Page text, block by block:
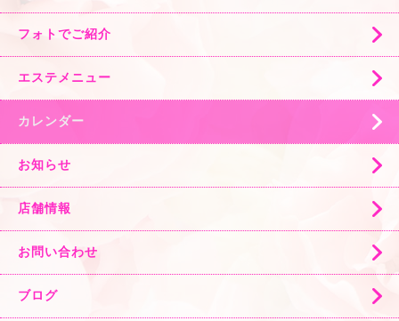
フォトでご紹介
エステメニュー
カレンダー
お知らせ
店舗情報
お問い合わせ
ブログ